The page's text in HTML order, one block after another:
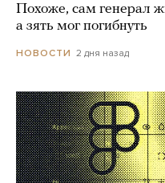
Похоже, сам генерал
а зять мог погибнуть
НОВОСТИ 2 дня назад